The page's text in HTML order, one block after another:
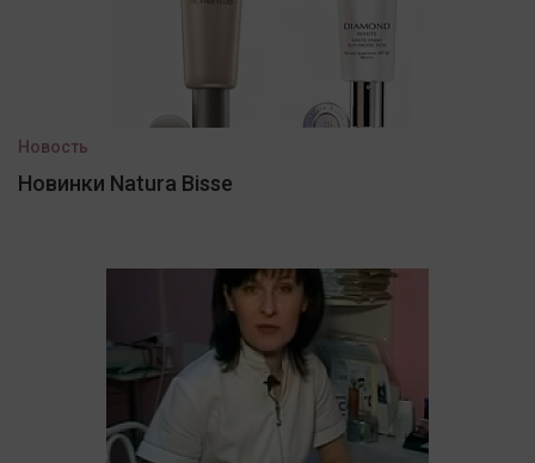
Новость
Новинки Natura Bisse